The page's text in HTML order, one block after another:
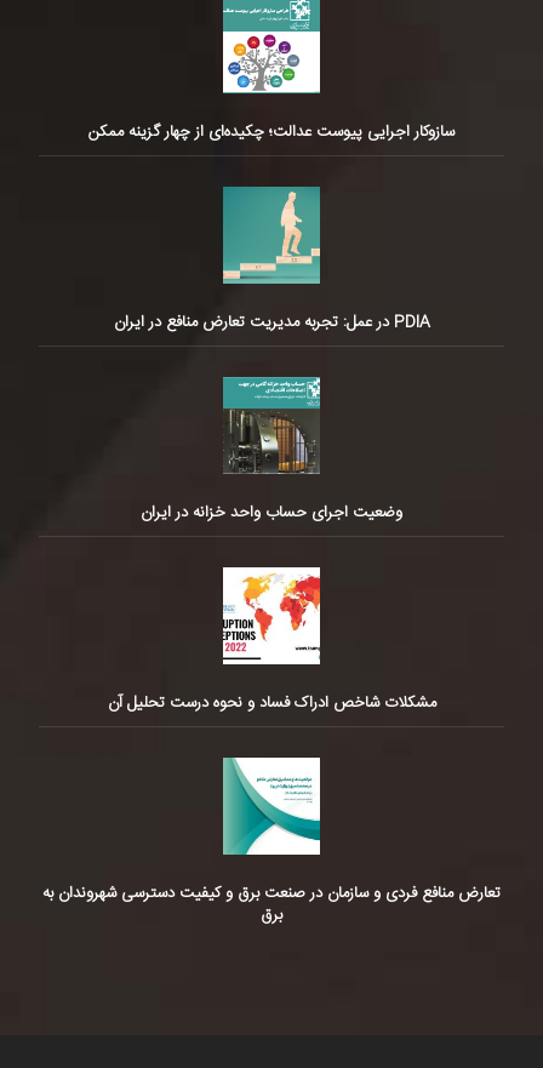
سازوکار اجرایی پیوست عدالت؛ چکیده‌ای از چهار گزینه ممکن
PDIA در عمل: تجربه مدیریت تعارض منافع در ایران
وضعیت اجرای حساب واحد خزانه در ایران
مشکلات شاخص ادراک فساد و نحوه درست تحلیل آن
تعارض منافع فردی و سازمان در صنعت برق و کیفیت دسترسی شهروندان به
برق